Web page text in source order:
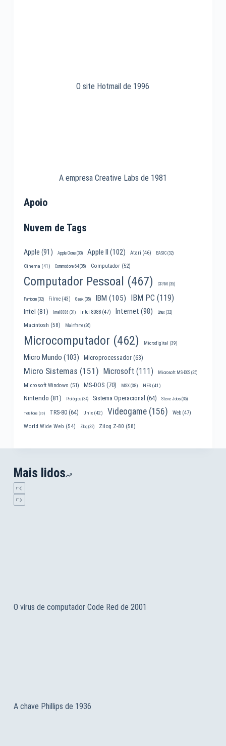
O site Hotmail de 1996
A empresa Creative Labs de 1981
Apoio
Nuvem de Tags
Apple (91) Apple Clone(33) Apple II (102) Atari (46) BASIC(32)
Cinema (41) Commodore 64(35) Computador(52)
Computador Pessoal (467) CP/M (35)
Famicom(32) Filme(43) Geek (35) IBM (105) IBM PC (119)
Intel (81) Intel 8086 (31) Intel 8088(47) Internet (98) Linux(32)
Macintosh (58) Mainframe(36)
Microcomputador (462) Microdigital (39)
Micro Mundo (103) Microprocessador(63)
Micro Sistemas (151) Microsoft (111) Microsoft MS-DOS(35)
Microsoft Windows (51) MS-DOS (70) MSX(38) NES(41)
Nintendo (81) Prológica(34) Sistema Operacional (64) Steve Jobs(35)
Telefone (30) TRS-80(64) Unix(42) Videogame(156) Web(47)
World Wide Web (54) Zilog(32) Zilog Z-80 (58)
Mais lidos
O vírus de computador Code Red de 2001
A chave Phillips de 1936